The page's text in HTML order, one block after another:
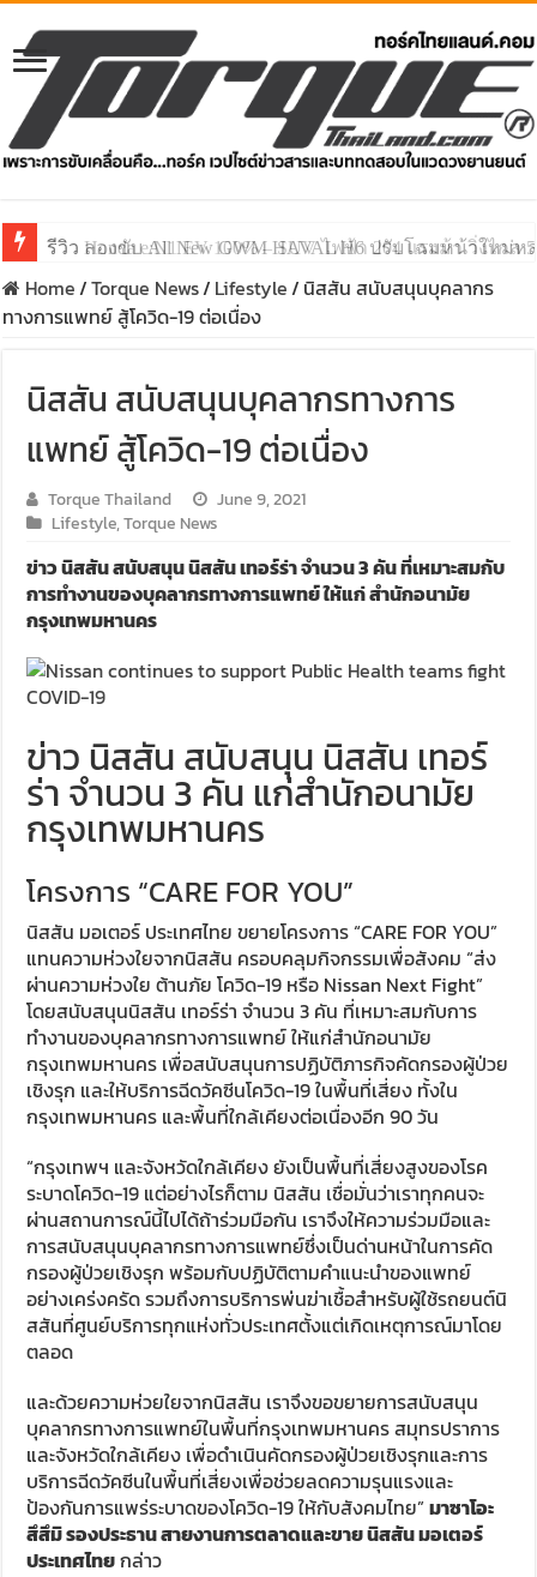
รีวิว ลองขับ All New GWM HAVAL H6 ปรับโฉมหน้าใหม่
Home/Torque News/ Lifestyle/ นิสสัน สนับสนุนบุคลากร
ทางการแพทย์ สู้โควิด-19 ต่อเนื่อง
นิสสัน สนับสนุนบุคลากรทางการ
แพทย์ สู้โควิด-19 ต่อเนื่อง
Torque Thailand
June 9, 2021
Lifestyle,Torque News
ข่าว นิสสัน สนับสนุน นิสสัน เทอร์ร่า จำนวน 3 คัน ที่เหมาะสมกับ
การทำงานของบุคลากรทางการแพทย์ ให้แก่ สำนักอนามัย
กรุงเทพมหานคร
ข่าว นิสสัน สนับสนุน นิสสัน เทอร์
ร่า จำนวน 3 คัน แก่สำนักอนามัย
กรุงเทพมหานคร
โครงการ “CARE FOR YOU”
นิสสัน มอเตอร์ ประเทศไทย ขยายโครงการ “CARE FOR YOU”
แทนความห่วงใยจากนิสสัน ครอบคลุมกิจกรรมเพื่อสังคม “ส่ง
ผ่านความห่วงใย ต้านภัย โควิด-19 หรือ Nissan Next Fight”
โดยสนับสนุนนิสสัน เทอร์ร่า จำนวน 3 คัน ที่เหมาะสมกับการ
ทำงานของบุคลากรทางการแพทย์ ให้แก่สำนักอนามัย
กรุงเทพมหานคร เพื่อสนับสนุนการปฏิบัติภารกิจคัดกรองผู้ป่วย
เชิงรุก และให้บริการฉีดวัคซีนโควิด-19 ในพื้นที่เสี่ยง ทั้งใน
กรุงเทพมหานคร และพื้นที่ใกล้เคียงต่อเนื่องอีก 90 วัน
“กรุงเทพฯ และจังหวัดใกล้เคียง ยังเป็นพื้นที่เสี่ยงสูงของโรค
ระบาดโควิด-19 แต่อย่างไรก็ตาม นิสสัน เชื่อมั่นว่าเราทุกคนจะ
ผ่านสถานการณ์นี้ไปได้ถ้าร่วมมือกัน เราจึงให้ความร่วมมือและ
การสนับสนุนบุคลากรทางการแพทย์ซึ่งเป็นด่านหน้าในการคัด
กรองผู้ป่วยเชิงรุก พร้อมกับปฏิบัติตามคำแนะนำของแพทย์
อย่างเคร่งครัด รวมถึงการบริการพ่นฆ่าเชื้อสำหรับผู้ใช้รถยนต์นิ
สสันที่ศูนย์บริการทุกแห่งทั่วประเทศตั้งแต่เกิดเหตุการณ์มาโดย
ตลอด
และด้วยความห่วยใยจากนิสสัน เราจึงขอขยายการสนับสนุน
บุคลากรทางการแพทย์ในพื้นที่กรุงเทพมหานคร สมุทรปราการ
และจังหวัดใกล้เคียง เพื่อดำเนินคัดกรองผู้ป่วยเชิงรุกและการ
บริการฉีดวัคซีนในพื้นที่เสี่ยงเพื่อช่วยลดความรุนแรงและ
ป้องกันการแพร่ระบาดของโควิด-19 ให้กับสังคมไทย”มาซาโอะ
สึสึมิ รองประธาน สายงานการตลาดและขาย นิสสัน มอเตอร์
ประเทศไทยกล่าว